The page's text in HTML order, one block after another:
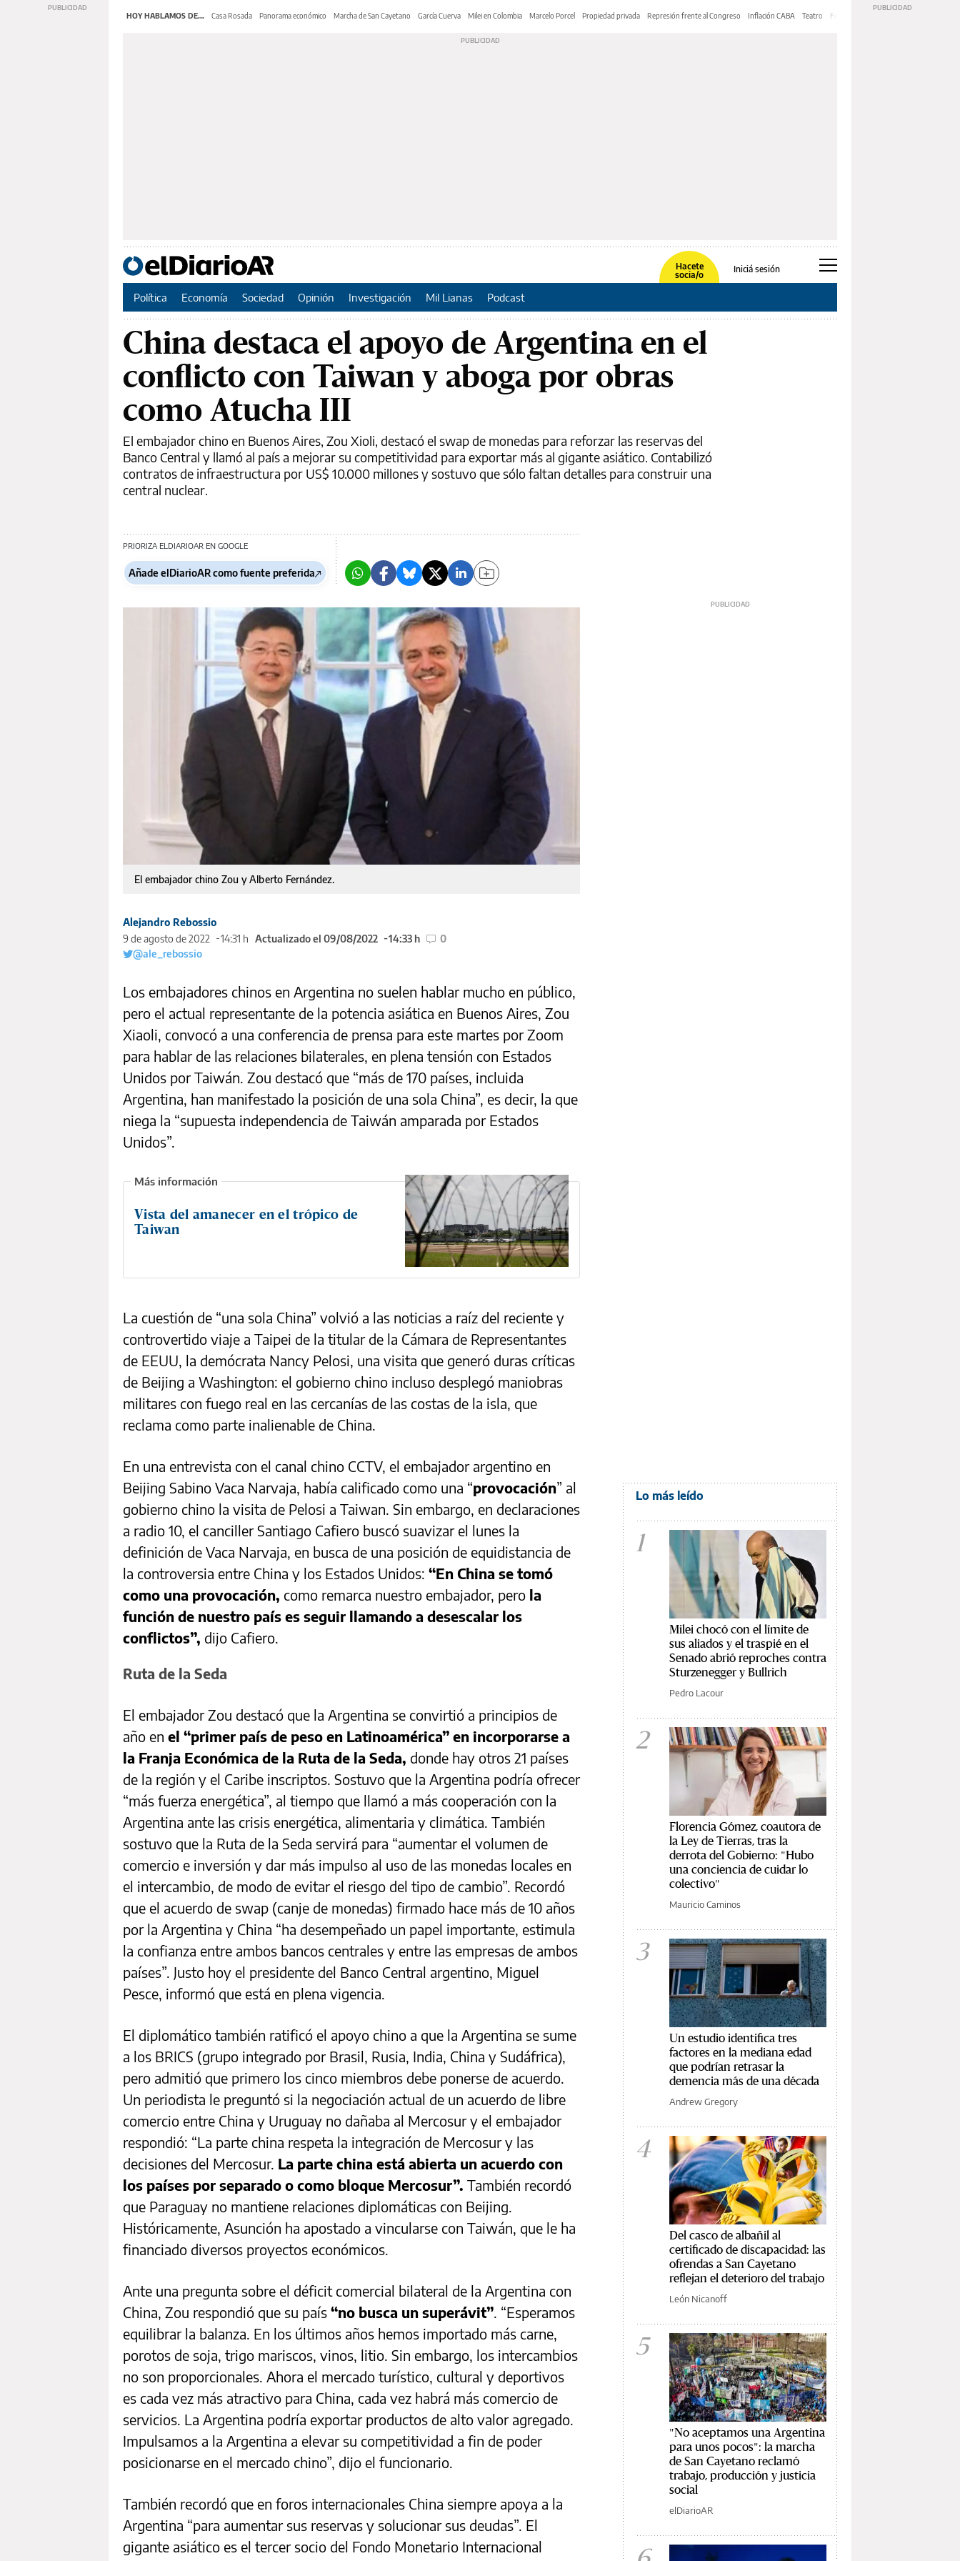
HOY HABLAMOS DE... Casa Rosada Panorama económico Marcha de San Cayetano García Cuerva Milei en Colombia Marcelo Porcel Propiedad privada Represión frente al Congreso Inflación CABA Teatro Feria de Editores
Hacete
socia/o
Iniciá sesión
Política Economía Sociedad Opinión Investigación Mil Lianas Podcast
China destaca el apoyo de Argentina en el
conflicto con Taiwan y aboga por obras
como Atucha III
El embajador chino en Buenos Aires, Zou Xioli, destacó el swap de monedas para reforzar las reservas del
Banco Central y llamó al país a mejorar su competitividad para exportar más al gigante asiático. Contabilizó
contratos de infraestructura por US$ 10.000 millones y sostuvo que sólo faltan detalles para construir una
central nuclear.
PRIORIZA ELDIARIOAR EN GOOGLE
Añade elDiarioAR como fuente preferida
El embajador chino Zou y Alberto Fernández.
Alejandro Rebossio
9 de agosto de 2022
14:31 h Actualizado el 09/08/2022 14:33 h
0
@ale_rebossio
Los embajadores chinos en Argentina no suelen hablar mucho en público,
pero el actual representante de la potencia asiática en Buenos Aires, Zou
Xiaoli, convocó a una conferencia de prensa para este martes por Zoom
para hablar de las relaciones bilaterales, en plena tensión con Estados
Unidos por Taiwán. Zou destacó que “más de 170 países, incluida
Argentina, han manifestado la posición de una sola China”, es decir, la que
niega la “supuesta independencia de Taiwán amparada por Estados
Unidos”.
Vista del amanecer en el trópico de
Taiwan
La cuestión de “una sola China” volvió a las noticias a raíz del reciente y
controvertido viaje a Taipei de la titular de la Cámara de Representantes
de EEUU, la demócrata Nancy Pelosi, una visita que generó duras críticas
de Beijing a Washington: el gobierno chino incluso desplegó maniobras
militares con fuego real en las cercanías de las costas de la isla, que
reclama como parte inalienable de China.
En una entrevista con el canal chino CCTV, el embajador argentino en
Beijing Sabino Vaca Narvaja, había calificado como una “provocación” al
gobierno chino la visita de Pelosi a Taiwan. Sin embargo, en declaraciones
a radio 10, el canciller Santiago Cafiero buscó suavizar el lunes la
definición de Vaca Narvaja, en busca de una posición de equidistancia de
la controversia entre China y los Estados Unidos: “En China se tomó
como una provocación, como remarca nuestro embajador, pero la
función de nuestro país es seguir llamando a desescalar los
conflictos”, dijo Cafiero.
Ruta de la Seda
El embajador Zou destacó que la Argentina se convirtió a principios de
año en el “primer país de peso en Latinoamérica” en incorporarse a
la Franja Económica de la Ruta de la Seda, donde hay otros 21 países
de la región y el Caribe inscriptos. Sostuvo que la Argentina podría ofrecer
“más fuerza energética”, al tiempo que llamó a más cooperación con la
Argentina ante las crisis energética, alimentaria y climática. También
sostuvo que la Ruta de la Seda servirá para “aumentar el volumen de
comercio e inversión y dar más impulso al uso de las monedas locales en
el intercambio, de modo de evitar el riesgo del tipo de cambio”. Recordó
que el acuerdo de swap (canje de monedas) firmado hace más de 10 años
por la Argentina y China “ha desempeñado un papel importante, estimula
la confianza entre ambos bancos centrales y entre las empresas de ambos
países”. Justo hoy el presidente del Banco Central argentino, Miguel
Pesce, informó que está en plena vigencia.
El diplomático también ratificó el apoyo chino a que la Argentina se sume
a los BRICS (grupo integrado por Brasil, Rusia, India, China y Sudáfrica),
pero admitió que primero los cinco miembros debe ponerse de acuerdo.
Un periodista le preguntó si la negociación actual de un acuerdo de libre
comercio entre China y Uruguay no dañaba al Mercosur y el embajador
respondió: “La parte china respeta la integración de Mercosur y las
decisiones del Mercosur. La parte china está abierta un acuerdo con
los países por separado o como bloque Mercosur”. También recordó
que Paraguay no mantiene relaciones diplomáticas con Beijing.
Históricamente, Asunción ha apostado a vincularse con Taiwán, que le ha
financiado diversos proyectos económicos.
Ante una pregunta sobre el déficit comercial bilateral de la Argentina con
China, Zou respondió que su país “no busca un superávit”. “Esperamos
equilibrar la balanza. En los últimos años hemos importado más carne,
porotos de soja, trigo mariscos, vinos, litio. Sin embargo, los intercambios
no son proporcionales. Ahora el mercado turístico, cultural y deportivos
es cada vez más atractivo para China, cada vez habrá más comercio de
servicios. La Argentina podría exportar productos de alto valor agregado.
Impulsamos a la Argentina a elevar su competitividad a fin de poder
posicionarse en el mercado chino”, dijo el funcionario.
También recordó que en foros internacionales China siempre apoya a la
Argentina “para aumentar sus reservas y solucionar sus deudas”. El
gigante asiático es el tercer socio del Fondo Monetario Internacional
Lo más leído
1
Milei chocó con el límite de
sus aliados y el traspié en el
Senado abrió reproches contra
Sturzenegger y Bullrich
Pedro Lacour
2
Florencia Gómez, coautora de
la Ley de Tierras, tras la
derrota del Gobierno: "Hubo
una conciencia de cuidar lo
colectivo"
Mauricio Caminos
3
Un estudio identifica tres
factores en la mediana edad
que podrían retrasar la
demencia más de una década
Andrew Gregory
4
Del casco de albañil al
certificado de discapacidad: las
ofrendas a San Cayetano
reflejan el deterioro del trabajo
León Nicanoff
5
"No aceptamos una Argentina
para unos pocos": la marcha
de San Cayetano reclamó
trabajo, producción y justicia
social
elDiarioAR